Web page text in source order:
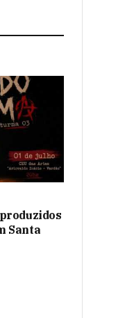
Santa